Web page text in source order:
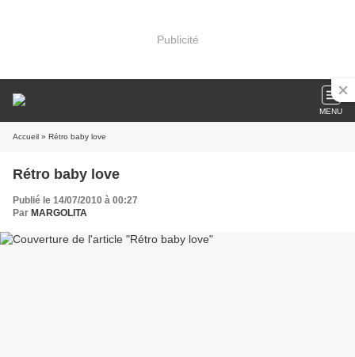
Publicité
MENU
Accueil » Rétro baby love
Rétro baby love
Publié le 14/07/2010 à 00:27
Par MARGOLITA